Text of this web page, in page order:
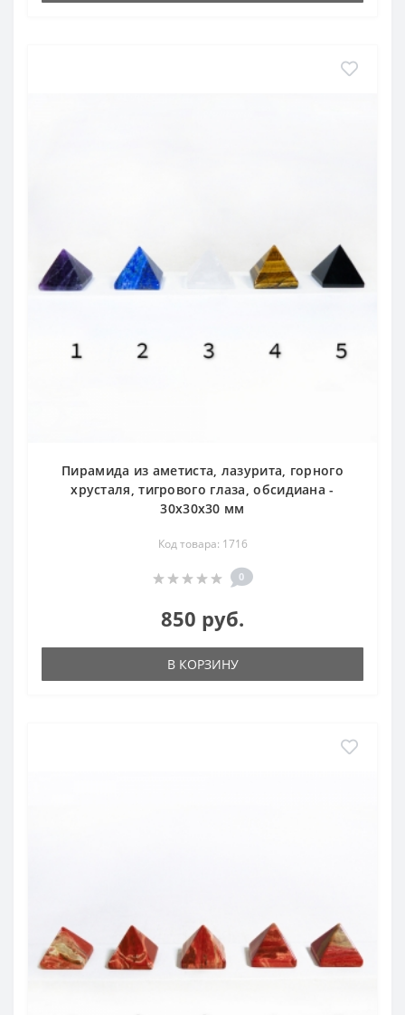
Пирамида из аметиста, лазурита, горного
хрусталя, тигрового глаза, обсидиана -
30х30х30 мм
Код товара: 1716
0
850 руб.
В КОРЗИНУ